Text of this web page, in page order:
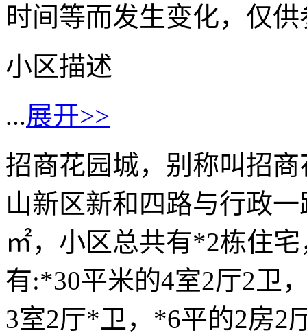
时间等而发生变化，仅
小区描述
...展开>>
招商花园城，别称叫招
山新区新和四路与行政
㎡，小区总共有*2栋住
有:*30平米的4室2厅2卫
3室2厅*卫，*6平的2房2